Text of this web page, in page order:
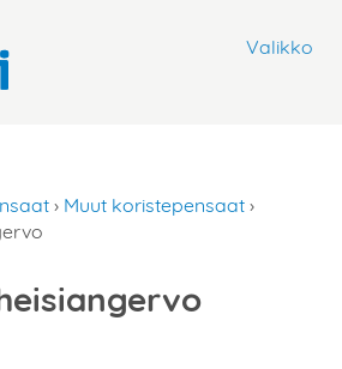
Valikko
› Muut koristepensaat ›